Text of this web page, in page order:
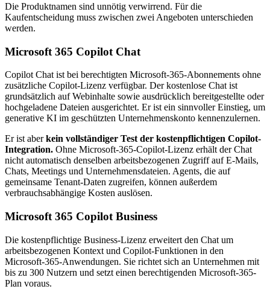
Die Produktnamen sind unnötig verwirrend. Für die
Kaufentscheidung muss zwischen zwei Angeboten unterschieden
werden.
Microsoft 365 Copilot Chat
Copilot Chat ist bei berechtigten Microsoft-365-Abonnements ohne
zusätzliche Copilot-Lizenz verfügbar. Der kostenlose Chat ist
grundsätzlich auf Webinhalte sowie ausdrücklich bereitgestellte oder
hochgeladene Dateien ausgerichtet. Er ist ein sinnvoller Einstieg, um
generative KI im geschützten Unternehmenskonto kennenzulernen.
Er ist aberkein vollständiger Test der kostenpflichtigen Copilot-
Integration. Ohne Microsoft-365-Copilot-Lizenz erhält der Chat
nicht automatisch denselben arbeitsbezogenen Zugriff auf E-Mails,
Chats, Meetings und Unternehmensdateien. Agents, die auf
gemeinsame Tenant-Daten zugreifen, können außerdem
verbrauchsabhängige Kosten auslösen.
Microsoft 365 Copilot Business
Die kostenpflichtige Business-Lizenz erweitert den Chat um
arbeitsbezogenen Kontext und Copilot-Funktionen in den
Microsoft-365-Anwendungen. Sie richtet sich an Unternehmen mit
bis zu 300 Nutzern und setzt einen berechtigenden Microsoft-365-
Plan voraus.